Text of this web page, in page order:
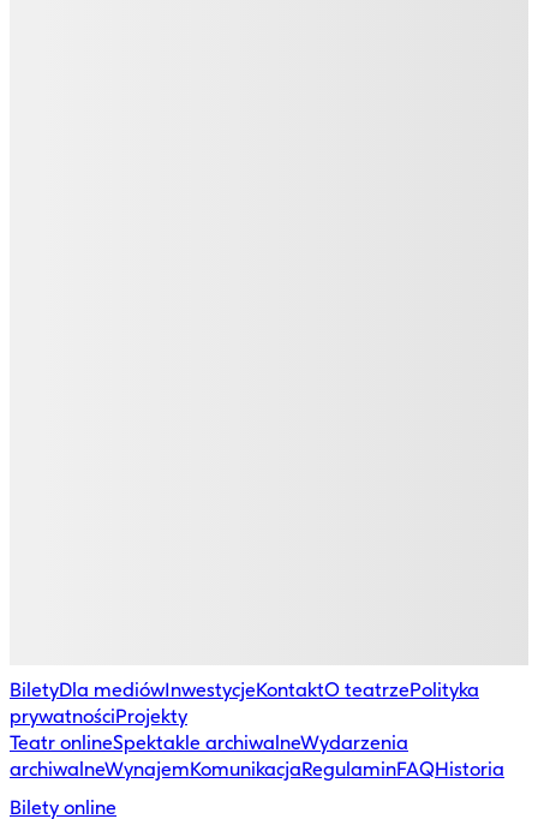
BiletyDla mediówInwestycjeKontaktO teatrzePolityka
prywatnościProjekty
Teatr onlineSpektakle archiwalneWydarzenia
archiwalneWynajemKomunikacjaRegulaminFAQHistoria
Bilety online